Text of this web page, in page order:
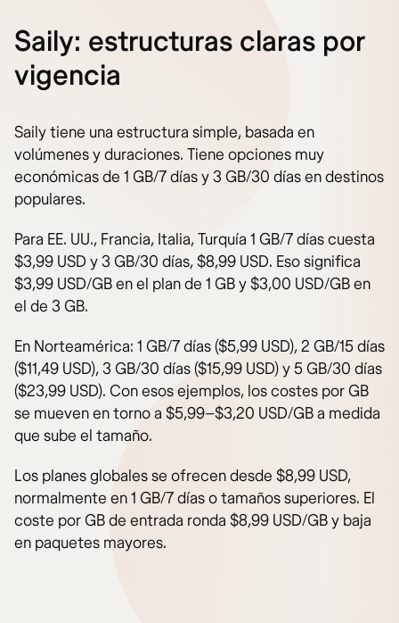
Saily: estructuras claras por
vigencia
Saily tiene una estructura simple, basada en
volúmenes y duraciones. Tiene opciones muy
económicas de 1 GB/7 días y 3 GB/30 días en destinos
populares.
Para EE. UU., Francia, Italia, Turquía 1 GB/7 días cuesta
$3,99 USD y 3 GB/30 días, $8,99 USD. Eso significa
$3,99 USD/GB en el plan de 1 GB y $3,00 USD/GB en
el de 3 GB.
En Norteamérica: 1 GB/7 días ($5,99 USD), 2 GB/15 días
($11,49 USD), 3 GB/30 días ($15,99 USD) y 5 GB/30 días
($23,99 USD). Con esos ejemplos, los costes por GB
se mueven en torno a $5,99–$3,20 USD/GB a medida
que sube el tamaño.
Los planes globales se ofrecen desde $8,99 USD,
normalmente en 1 GB/7 días o tamaños superiores. El
coste por GB de entrada ronda $8,99 USD/GB y baja
en paquetes mayores.